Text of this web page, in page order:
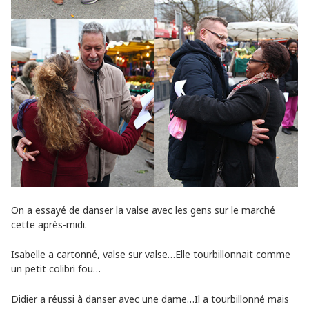
On a essayé de danser la valse avec les gens sur le marché
cette après-midi.
Isabelle a cartonné, valse sur valse…Elle tourbillonnait comme
un petit colibri fou…
Didier a réussi à danser avec une dame…Il a tourbillonné mais